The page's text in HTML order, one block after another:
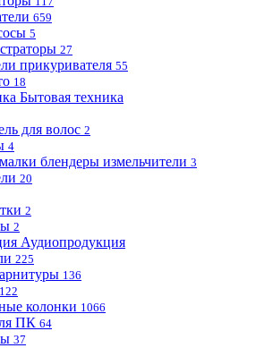
659
5
27
прикуривателя 55
18
Бытовая техника
для волос 2
4
блендеры измельчители 3
20
2
2
Аудиопродукция
225
136
122
колонки 1066
ПК 64
37